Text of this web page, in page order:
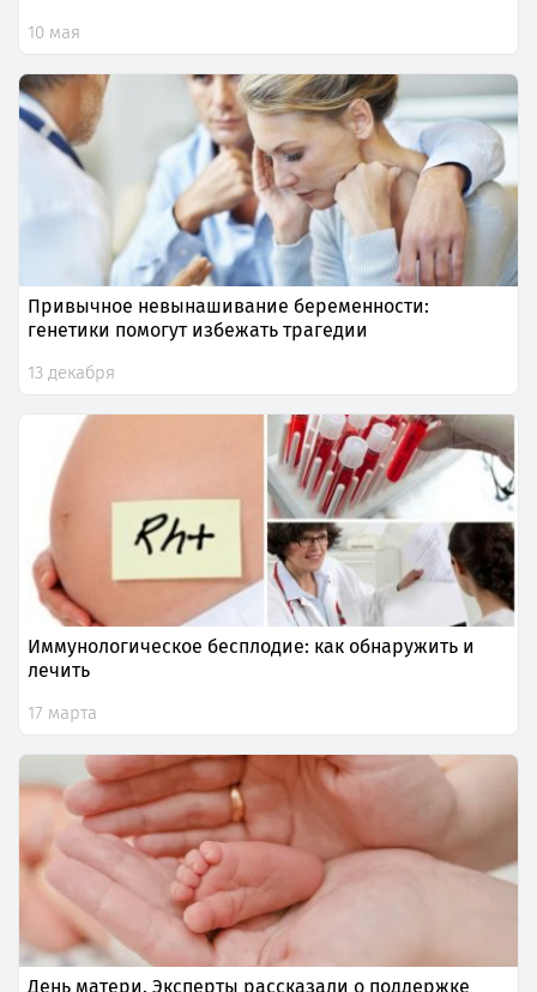
10 мая
Привычное невынашивание беременности:
генетики помогут избежать трагедии
13 декабря
Иммунологическое бесплодие: как обнаружить и
лечить
17 марта
День матери. Эксперты рассказали о поддержке